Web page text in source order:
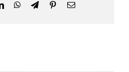
LinkedInWhatsApp
TelegramPinterest
E-